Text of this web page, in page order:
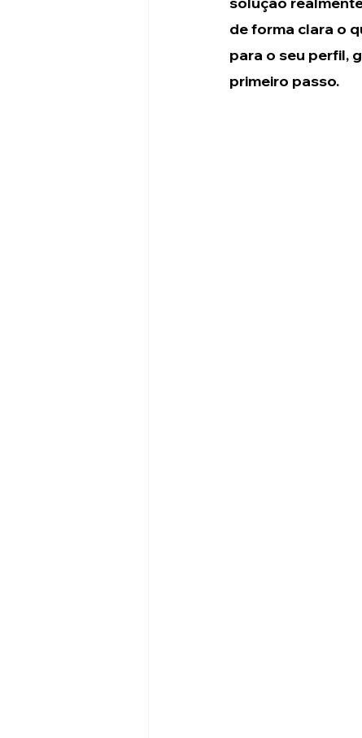
de forma clara o
para o seu perfil,
primeiro passo.